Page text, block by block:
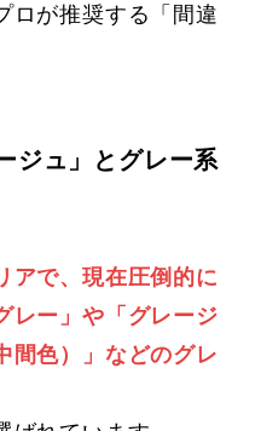
ロが推奨する「間違
ジュ」とグレー系
アで、現在圧倒的に
レー」や「グレージ
間色）」などのグレ